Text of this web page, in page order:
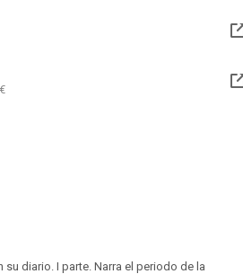
diario. I parte. Narra el periodo de la